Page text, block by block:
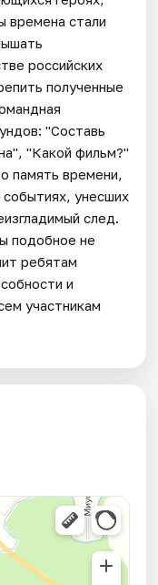
времена стали
российских
полученные
"Составь
"Какой фильм?"
память времени,
унесших
след.
подобное не
ребятам
и
участникам